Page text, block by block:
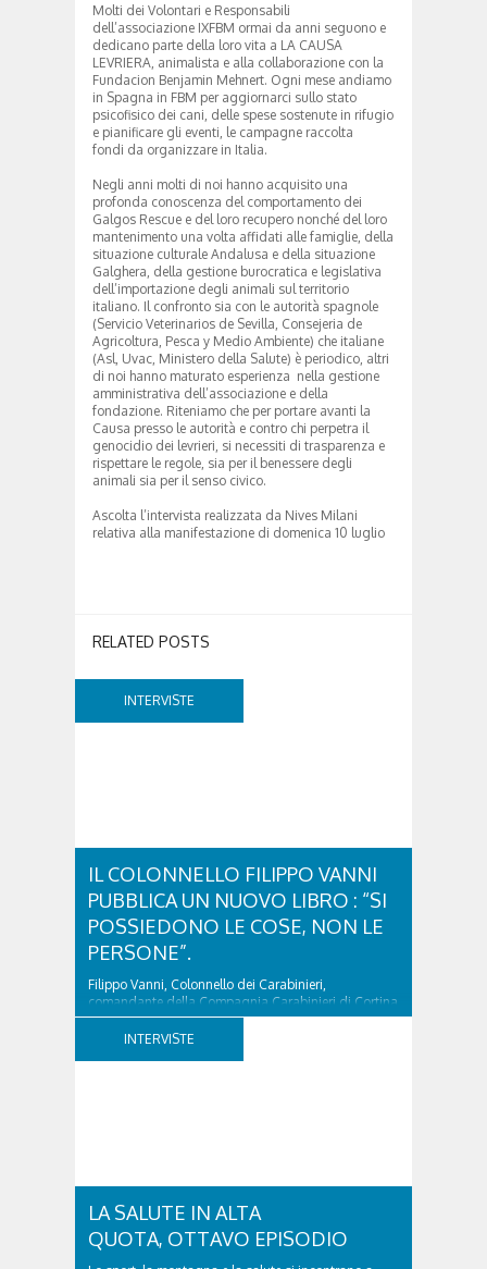
Molti dei Volontari e Responsabili
dell’associazione IXFBM ormai da anni seguono e
dedicano parte della loro vita a LA CAUSA
LEVRIERA, animalista e alla collaborazione con la
Fundacion Benjamin Mehnert. Ogni mese andiamo
in Spagna in FBM per aggiornarci sullo stato
psicofisico dei cani, delle spese sostenute in rifugio
e pianificare gli eventi, le campagne raccolta
fondi da organizzare in Italia.
Negli anni molti di noi hanno acquisito una
profonda conoscenza del comportamento dei
Galgos Rescue e del loro recupero nonché del loro
mantenimento una volta affidati alle famiglie, della
situazione culturale Andalusa e della situazione
Galghera, della gestione burocratica e legislativa
dell’importazione degli animali sul territorio
italiano. Il confronto sia con le autorità spagnole
(Servicio Veterinarios de Sevilla, Consejeria de
Agricoltura, Pesca y Medio Ambiente) che italiane
(Asl, Uvac, Ministero della Salute) è periodico, altri
di noi hanno maturato esperienza nella gestione
amministrativa dell’associazione e della
fondazione. Riteniamo che per portare avanti la
Causa presso le autorità e contro chi perpetra il
genocidio dei levrieri, si necessiti di trasparenza e
rispettare le regole, sia per il benessere degli
animali sia per il senso civico.
Ascolta l’intervista realizzata da Nives Milani
relativa alla manifestazione di domenica 10 luglio
RELATED POSTS
INTERVISTE
IL COLONNELLO FILIPPO VANNI
PUBBLICA UN NUOVO LIBRO : “SI
POSSIEDONO LE COSE, NON LE
PERSONE”.
Filippo Vanni, Colonnello dei Carabinieri,
comandante della Compagnia Carabinieri di Cortina
d’Ampezzo sino al 2010, esperto di legislazione
nazionale ed europea, è l’ideatore del progetto di
INTERVISTE
LA SALUTE IN ALTA
QUOTA, OTTAVO EPISODIO